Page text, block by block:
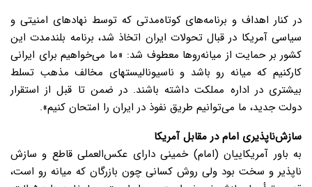
در کنار اهداف و برنامه‌های کوتاه‌مدتی که توسط نهادهای امنیتی و
سیاسی آمریکا در قبال تحولات ایران اتخاذ شد، برنامه بلندمدت این
کشور بر حمایت از میانه‌روها معطوف شد: «ما می‌خواهیم برای ایرانی
کارکنیم که میانه رو باشد و ناسیونالیستهای مخالف مذهب تسلط
بیشتری در اداره مملکت داشته باشند. در ضمن تا قبل از استقرار
دولت جدید، ما می‌توانیم طریق نفوذ در ایران را امتحان کنیم».
سازش‌ناپذیری امام در مقابل آمریکا
به باور آمریکاییان (امام) خمینی دارای عکس‌العملی قاطع و سازش
ناپذیر و سخت بود ولی روش کسانی چون بازرگان که میانه رو است،